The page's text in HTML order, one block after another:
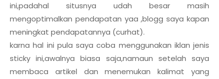
ini,padahal situsnya udah besar masih
mengoptimalkan pendapatan yaa ,blogg saya kapan
meningkat pendapatannya (curhat).
karna hal ini pula saya coba menggunakan iklan jenis
sticky ini,awalnya biasa saja,namaun setelah saya
membaca artikel dan menemukan kalimat yang